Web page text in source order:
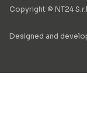
Copyright © NT24
Designed and